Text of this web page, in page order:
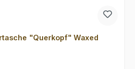
"Querkopf" Waxed